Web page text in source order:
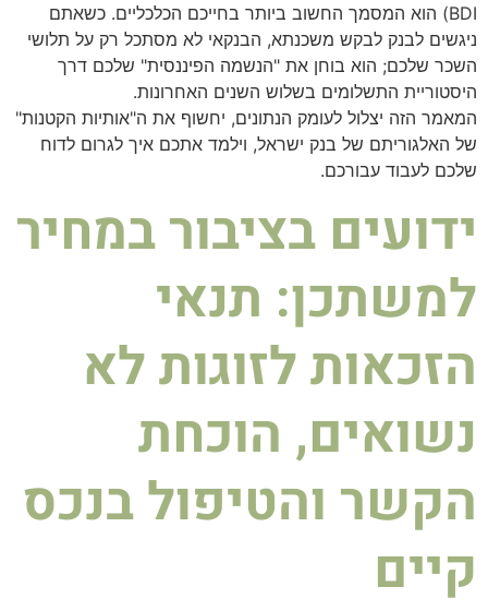
BDI) הוא המסמך החשוב ביותר בחייכם הכלכליים. כשאתם
ניגשים לבנק לבקש משכנתא, הבנקאי לא מסתכל רק על תלושי
השכר שלכם; הוא בוחן את "הנשמה הפיננסית" שלכם דרך
היסטוריית התשלומים בשלוש השנים האחרונות.
המאמר הזה יצלול לעומק הנתונים, יחשוף את ה"אותיות הקטנות"
של האלגוריתם של בנק ישראל, וילמד אתכם איך לגרום לדוח
שלכם לעבוד עבורכם.
ידועים בציבור במחיר
למשתכן: תנאי
הזכאות לזוגות לא
נשואים, הוכחת
הקשר והטיפול בנכס
קיים